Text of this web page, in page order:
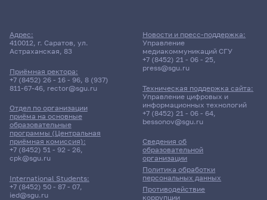
Адрес:
410012, г. Саратов, ул.
Астраханская, 83
Приёмная ректора:
+7 (8452) 26 - 16 - 96, 8 (937)
811-67-46, rector@sgu.ru
Отдел по организации
приёма на основные
образовательные
программы (Центральная
приёмная комиссия):
+7 (8452) 51 - 92 - 26,
cpk@sgu.ru
International Students:
+7 (8452) 50 - 87 - 07,
ied@sgu.ru
Сведения об
образовательной
организации
Политика обработки
персональных данных
Противодействие
коррупции
Новости и пресс-поддержка:
Управление
медиакоммуникаций СГУ
+7 (8452) 21 - 06 - 25,
press@sgu.ru
Техническая поддержка сайта:
Управление цифровых и
информационных технологий
+7 (8452) 21 - 06 - 64,
bessonov@sgu.ru